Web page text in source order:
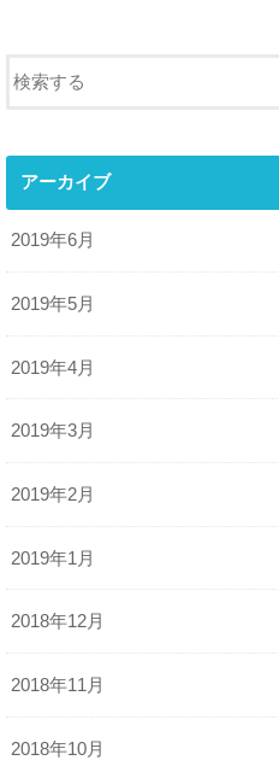
アーカイブ
2019年6月
2019年5月
2019年4月
2019年3月
2019年2月
2019年1月
2018年12月
2018年11月
2018年10月